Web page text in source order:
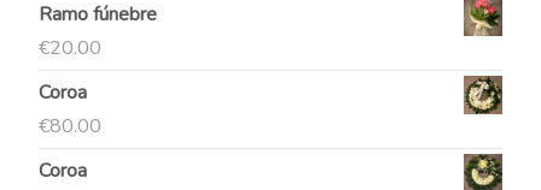
Ramo fúnebre
€20.00
Coroa
€80.00
Coroa